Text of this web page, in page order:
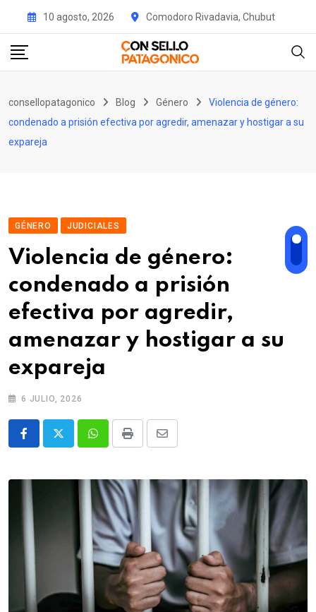
content
10 agosto, 2026 Comodoro Rivadavia, Chubut
consellopatagonico Blog Género
Violencia de género:
condenado a prisión efectiva por agredir, amenazar y hostigar a su
expareja
GÉNERO JUDICIALES
Violencia de género:
condenado a prisión
efectiva por agredir,
amenazar y hostigar a su
expareja
6 JULIO, 2026
WhatsappPrint
Share
Email